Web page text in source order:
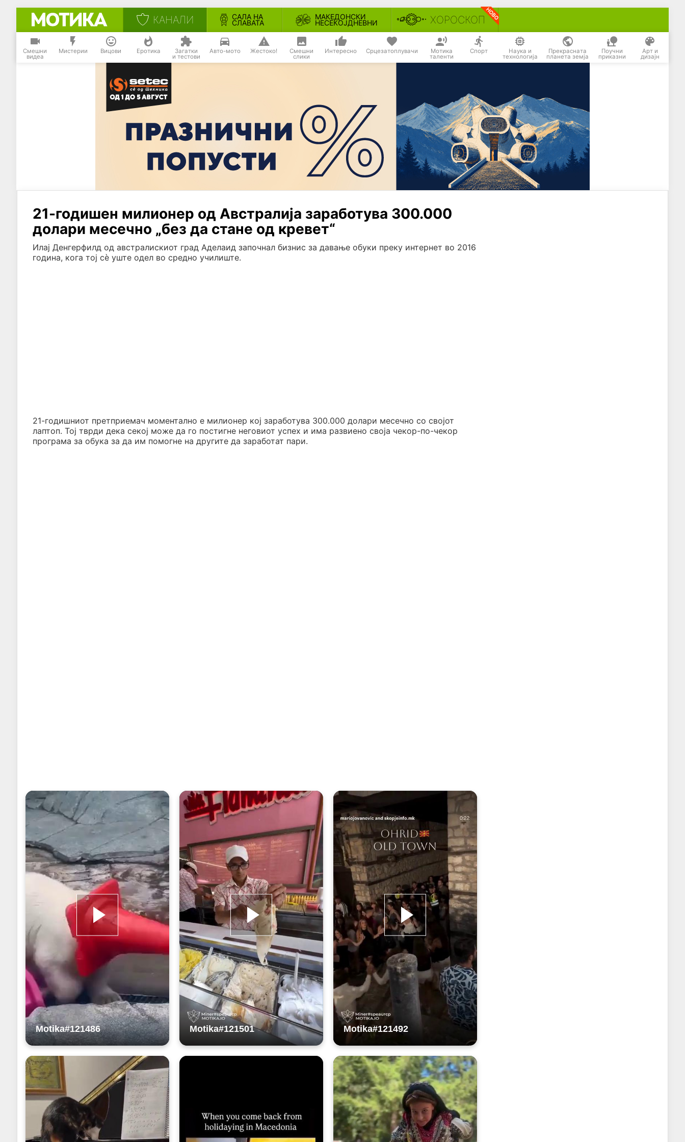
КАНАЛИ САЛА НА
СЛАВАТА
МАКЕДОНСКИ
НЕСЕКОЈДНЕВНИ ХОРОСКОП
Смешни
видеа
Мистерии Вицови Еротика Загатки
и тестови
Авто-мото Жестоко! Смешни
слики
Интересно Срцезатоплувачи Мотика
таленти
Спорт Наука и
технологија
Прекрасната
планета земја
Поучни
приказни
Арт и
дизајн
21-годишен милионер од Австралија заработува 300.000
долари месечно „без да стане од кревет“
Илај Денгерфилд од австралискиот град Аделаид започнал бизнис за давање обуки преку интернет во 2016
година, кога тој сè уште одел во средно училиште.
21-годишниот претприемач моментално е милионер кој заработува 300.000 долари месечно со својот
лаптоп. Тој тврди дека секој може да го постигне неговиот успех и има развиено своја чекор-по-чекор
програма за обука за да им помогне на другите да заработат пари.